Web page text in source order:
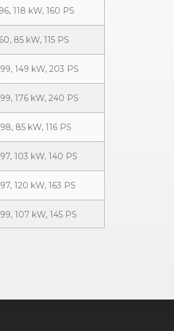
118 kW, 160 PS
85 kW, 115 PS
149 kW, 203 PS
176 kW, 240 PS
85 kW, 116 PS
103 kW, 140 PS
120 kW, 163 PS
107 kW, 145 PS